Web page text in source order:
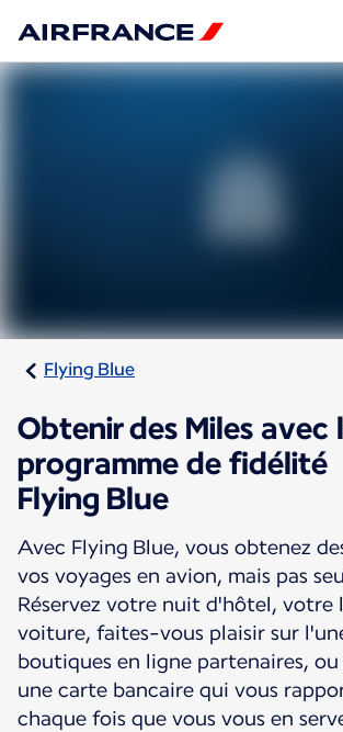
Flying Blue
Obtenir des Miles avec
programme de fidélité
Flying Blue
Avec Flying Blue, vous obtenez
vos voyages en avion, mais pas
Réservez votre nuit d'hôtel, votre
voiture, faites-vous plaisir sur
boutiques en ligne partenaires,
une carte bancaire qui vous
chaque fois que vous vous en